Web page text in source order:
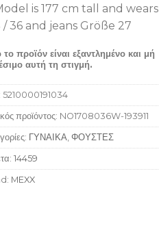
is 177 cm tall and wears
/ 36 and jeans Größe 27
προϊόν είναι εξαντλημένο και μή
αυτή τη στιγμή.
5210000191034
προϊόντος: NO1708036W-193911
ΓΥΝΑΙΚΑ, ΦΟΥΣΤΕΣ
14459
MEXX